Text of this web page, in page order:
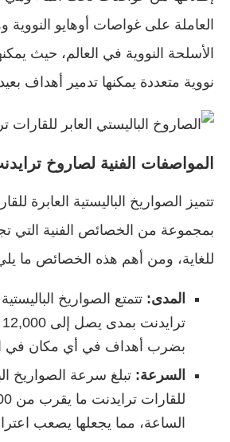
العاملة على غواصات أوهايو
الأسلحة النووية في العالم، حيث
نووية متعددة يمكنها تدمير أهداف
المواصفات الفنية لصاروخ
تتميز الصواريخ الباليستية العابرة
بمجموعة من الخصائص الفنية التي
للغاية، ومن أهم هذه الخصائص ما
المدى: تتمتع الصواريخ
بضرب أهداف في أي مكان في
السرعة: تبلغ سرعة الصواريخ
الساعة، مما يجعلها يصعب